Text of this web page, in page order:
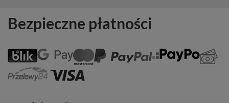
Bezpieczne płatności